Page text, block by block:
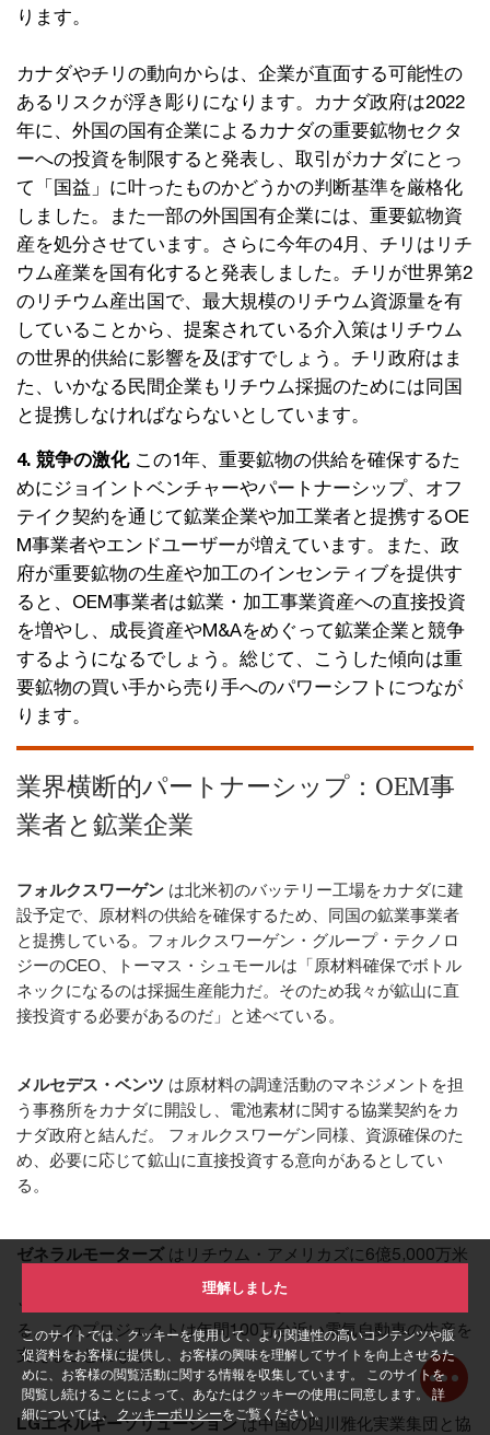
このサイトでは、クッキーを使用して、より関連性の高いコンテンツや販
促資料をお客様に提供し、お客様の興味を理解してサイトを向上させるた
めに、お客様の閲覧活動に関する情報を収集しています。 このサイトを
閲覧し続けることによって、あなたはクッキーの使用に同意します。 詳
細については、 クッキーポリシーをご覧ください。
理解しました
ります。
カナダやチリの動向からは、企業が直面する可能性の
あるリスクが浮き彫りになります。カナダ政府は2022
年に、外国の国有企業によるカナダの重要鉱物セクタ
ーへの投資を制限すると発表し、取引がカナダにとっ
て「国益」に叶ったものかどうかの判断基準を厳格化
しました。また一部の外国国有企業には、重要鉱物資
産を処分させています。さらに今年の4月、チリはリチ
ウム産業を国有化すると発表しました。チリが世界第2
のリチウム産出国で、最大規模のリチウム資源量を有
していることから、提案されている介入策はリチウム
の世界的供給に影響を及ぼすでしょう。チリ政府はま
た、いかなる民間企業もリチウム採掘のためには同国
と提携しなければならないとしています。
4. 競争の激化 この1年、重要鉱物の供給を確保するた
めにジョイントベンチャーやパートナーシップ、オフ
テイク契約を通じて鉱業企業や加工業者と提携するOE
M事業者やエンドユーザーが増えています。また、政
府が重要鉱物の生産や加工のインセンティブを提供す
ると、OEM事業者は鉱業・加工事業資産への直接投資
を増やし、成長資産やM&Aをめぐって鉱業企業と競争
するようになるでしょう。総じて、こうした傾向は重
要鉱物の買い手から売り手へのパワーシフトにつなが
ります。
業界横断的パートナーシップ：OEM事
業者と鉱業企業
フォルクスワーゲン は北米初のバッテリー工場をカナダに建
設予定で、原材料の供給を確保するため、同国の鉱業事業者
と提携している。フォルクスワーゲン・グループ・テクノロ
ジーのCEO、トーマス・シュモールは「原材料確保でボトル
ネックになるのは採掘生産能力だ。そのため我々が鉱山に直
接投資する必要があるのだ」と述べている。
メルセデス・ベンツ は原材料の調達活動のマネジメントを担
う事務所をカナダに開設し、電池素材に関する協業契約をカ
ナダ政府と結んだ。 フォルクスワーゲン同様、資源確保のた
め、必要に応じて鉱山に直接投資する意向があるとしてい
る。
ゼネラルモーターズ はリチウム・アメリカズに6億5,000万米
ドルを出資し、米国最大規模のリチウム資源供給源であるサ
ッカーパス・リチウムプロジェクトの開発を加速させてい
る。このプロジェクトは年間100万台近い電気自動車の生産を
支えることになる。
LGエネルギーソリューションは中国の四川雅化実業集団と協